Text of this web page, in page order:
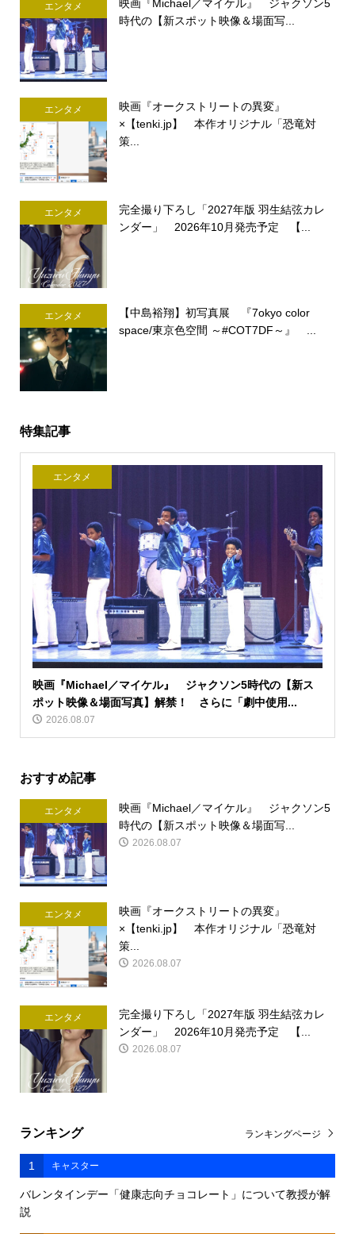
エンタメ
映画『Michael／マイケル』 ジャクソン5
時代の【新スポット映像＆場面写...
エンタメ
映画『オークストリートの異変』
×【tenki.jp】 本作オリジナル「恐竜対
策...
エンタメ
完全撮り下ろし「2027年版 羽生結弦カレ
ンダー」 2026年10月発売予定 【...
エンタメ
【中島裕翔】初写真展 『7okyo color
space/東京色空間 ～#COT7DF～』 ...
特集記事
エンタメ
映画『Michael／マイケル』 ジャクソン5時代の【新ス
ポット映像＆場面写真】解禁！ さらに「劇中使用...
2026.08.07
おすすめ記事
エンタメ
映画『Michael／マイケル』 ジャクソン5
時代の【新スポット映像＆場面写...
2026.08.07
エンタメ
映画『オークストリートの異変』
×【tenki.jp】 本作オリジナル「恐竜対
策...
2026.08.07
エンタメ
完全撮り下ろし「2027年版 羽生結弦カレ
ンダー」 2026年10月発売予定 【...
2026.08.07
ランキング
1 キャスター
バレンタインデー「健康志向チョコレート」について教授が解
説
ランキングページ